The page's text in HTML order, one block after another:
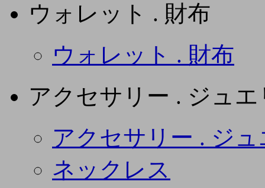
ウォレット . 財布
ウォレット . 財布
アクセサリー . ジュエ
アクセサリー . ジ
ネックレス